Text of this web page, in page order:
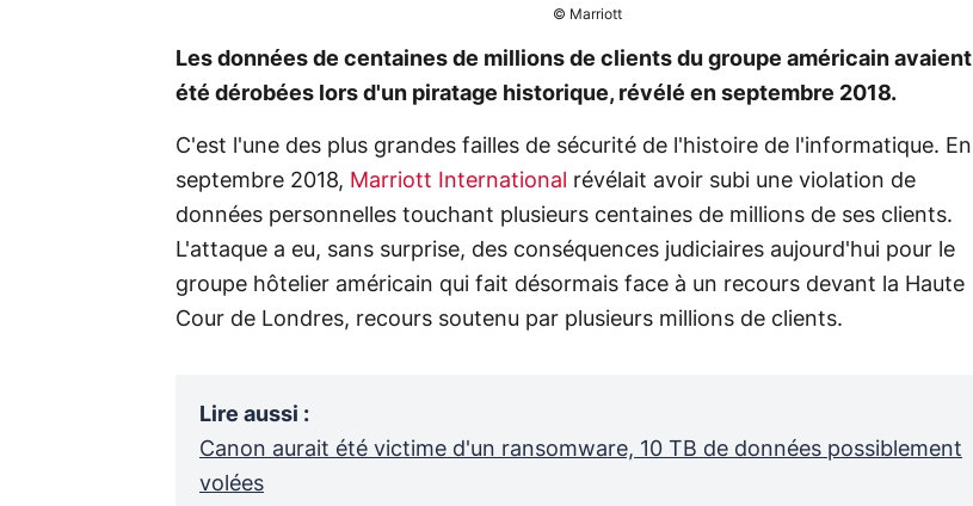
© Marriott
Les données de centaines de millions de clients du groupe américain avaient
été dérobées lors d'un piratage historique, révélé en septembre 2018.
C'est l'une des plus grandes failles de sécurité de l'histoire de l'informatique. En
septembre 2018, Marriott International
révélait avoir subi une violation de
données personnelles touchant plusieurs centaines de millions de ses clients.
L'attaque a eu, sans surprise, des conséquences judiciaires aujourd'hui pour le
groupe hôtelier américain qui fait désormais face à un recours devant la Haute
Cour de Londres, recours soutenu par plusieurs millions de clients.
Lire aussi :
Canon aurait été victime d'un ransomware, 10 TB de données possiblement
volées